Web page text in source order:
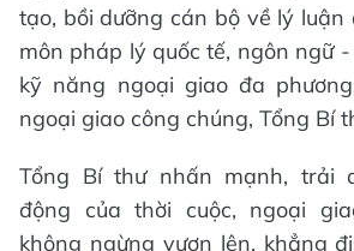
tạo, bồi dưỡng cán bộ về lý luận
môn pháp lý quốc tế, ngôn ngữ
kỹ năng ngoại giao đa
ngoại giao công chúng, Tổng Bí
Tổng Bí thư nhấn mạnh, trải
động của thời cuộc, ngoại
không ngừng vươn lên, khẳng